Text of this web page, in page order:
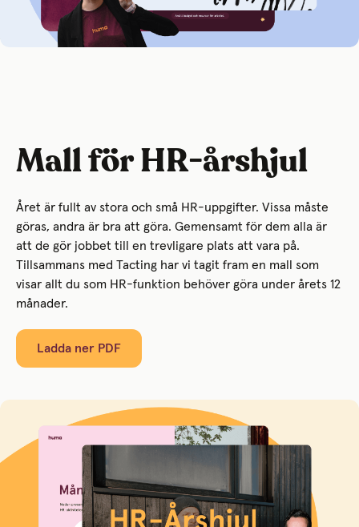
Mall för HR-årshjul
Året är fullt av stora och små HR-uppgifter. Vissa måste
göras, andra är bra att göra. Gemensamt för dem alla är
att de gör jobbet till en trevligare plats att vara på.
Tillsammans med Tacting har vi tagit fram en mall som
visar allt du som HR-funktion behöver göra under årets 12
månader.
Ladda ner PDF